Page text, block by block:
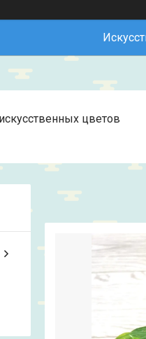
цветов